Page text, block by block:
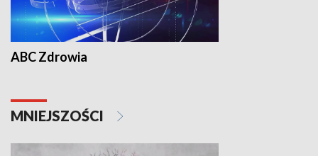
ABC Zdrowia
MNIEJSZOŚCI